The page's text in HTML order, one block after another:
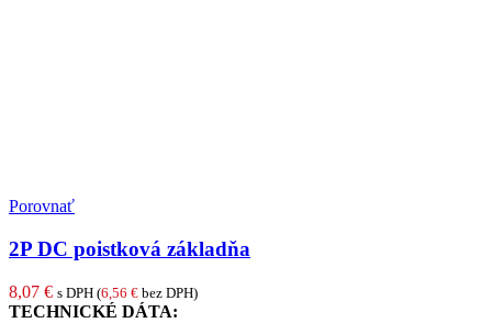
Porovnať
2P DC poistková základňa
8,07 € s DPH (6,56 € bez DPH)
TECHNICKÉ DÁTA: